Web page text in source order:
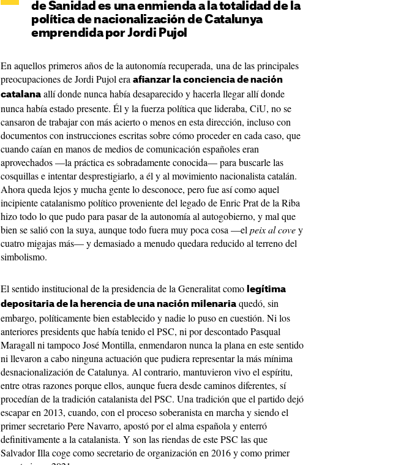
de Sanidad es una enmienda a la totalidad de la
política de nacionalización de Catalunya
emprendida por Jordi Pujol
En aquellos primeros años de la autonomía recuperada, una de las principales
preocupaciones de Jordi Pujol era afianzar la conciencia de nación
catalana allí donde nunca había desaparecido y hacerla llegar allí donde
nunca había estado presente. Él y la fuerza política que lideraba, CiU, no se
cansaron de trabajar con más acierto o menos en esta dirección, incluso con
documentos con instrucciones escritas sobre cómo proceder en cada caso, que
cuando caían en manos de medios de comunicación españoles eran
aprovechados —la práctica es sobradamente conocida— para buscarle las
cosquillas e intentar desprestigiarlo, a él y al movimiento nacionalista catalán.
Ahora queda lejos y mucha gente lo desconoce, pero fue así como aquel
incipiente catalanismo político proveniente del legado de Enric Prat de la Riba
hizo todo lo que pudo para pasar de la autonomía al autogobierno, y mal que
bien se salió con la suya, aunque todo fuera muy poca cosa —el peix al covey
cuatro migajas más— y demasiado a menudo quedara reducido al terreno del
simbolismo.
El sentido institucional de la presidencia de la Generalitat como legítima
depositaria de la herencia de una nación milenaria quedó, sin
embargo, políticamente bien establecido y nadie lo puso en cuestión. Ni los
anteriores presidents que había tenido el PSC, ni por descontado Pasqual
Maragall ni tampoco José Montilla, enmendaron nunca la plana en este sentido
ni llevaron a cabo ninguna actuación que pudiera representar la más mínima
desnacionalización de Catalunya. Al contrario, mantuvieron vivo el espíritu,
entre otras razones porque ellos, aunque fuera desde caminos diferentes, sí
procedían de la tradición catalanista del PSC. Una tradición que el partido dejó
escapar en 2013, cuando, con el proceso soberanista en marcha y siendo el
primer secretario Pere Navarro, apostó por el alma española y enterró
definitivamente a la catalanista. Y son las riendas de este PSC las que
Salvador Illa coge como secretario de organización en 2016 y como primer